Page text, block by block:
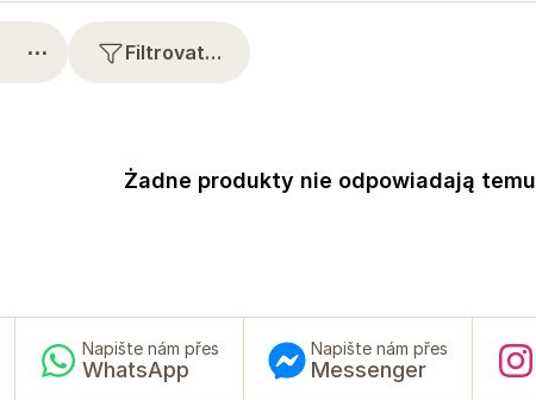
⋯ Filtrovat…
Żadne produkty nie odpowiadają
Napište nám přes
WhatsApp
Napište nám přes
Messenger